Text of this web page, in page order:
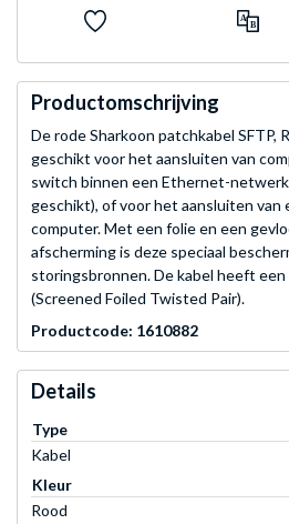
Productomschrijving
De rode Sharkoon patchkabel SFTP,
geschikt voor het aansluiten van
switch binnen een Ethernet-
geschikt), of voor het aansluiten van
computer. Met een folie en een
afscherming is deze speciaal
storingsbronnen. De kabel heeft
(Screened Foiled Twisted Pair).
Productcode: 1610882
Details
Type
Kabel
Kleur
Rood